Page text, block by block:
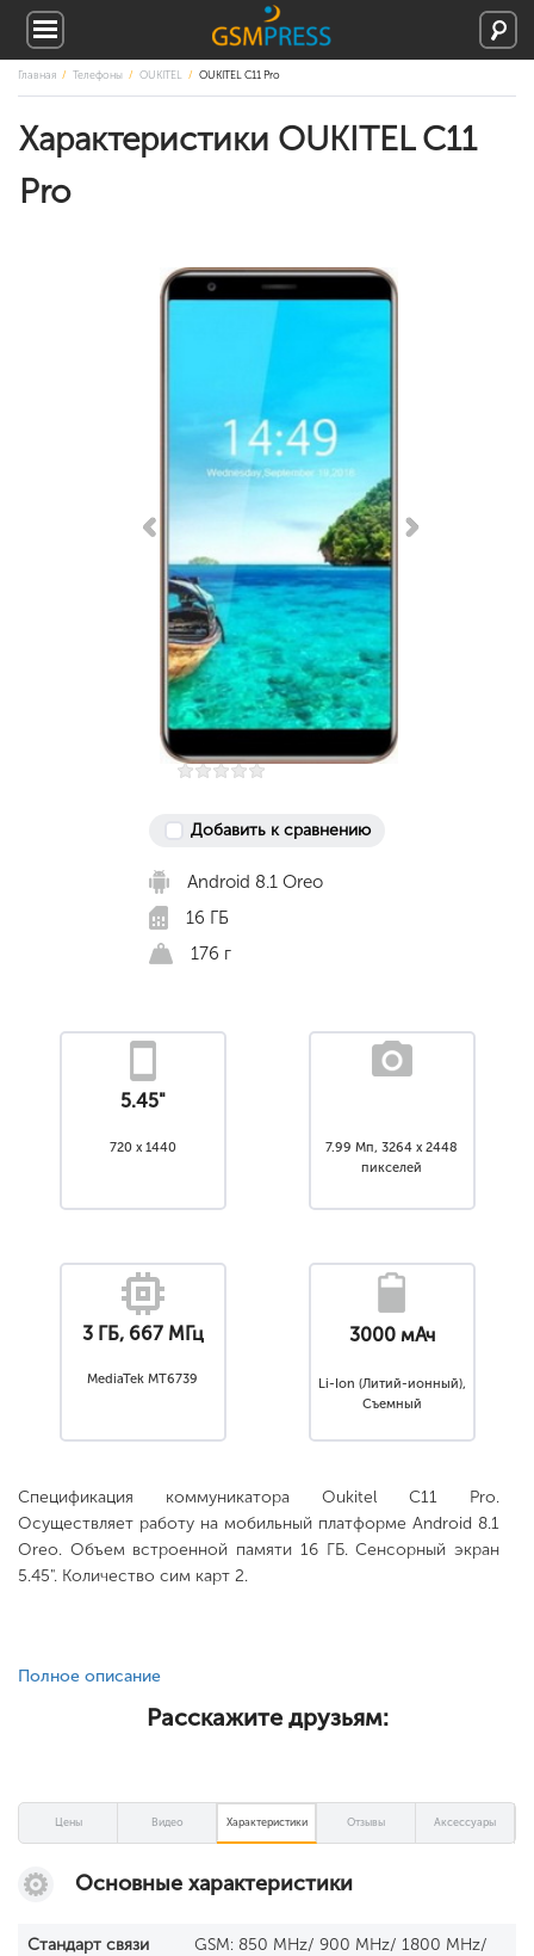
Главная Телефоны OUKITEL OUKITEL C11 Pro
Характеристики OUKITEL C11
Pro
Добавить к сравнению
Android 8.1 Oreo
16 ГБ
176 г
5.45"
720 x 1440
7.99 Мп, 3264 x 2448
пикселей
3 ГБ, 667 МГц
MediaTek MT6739
3000 мАч
Li-Ion (Литий-ионный),
Съемный
Спецификация коммуникатора Oukitel C11 Pro.
Осуществляет работу на мобильный платформе Android 8.1
Oreo. Объем встроенной памяти 16 ГБ. Сенсорный экран
5.45". Количество сим карт 2.
Полное описание
Расскажите друзьям:
Цены Видео Характеристики Отзывы Аксессуары
Основные характеристики
Стандарт связи
GSM: 850 MHz/ 900 MHz/ 1800 MHz/